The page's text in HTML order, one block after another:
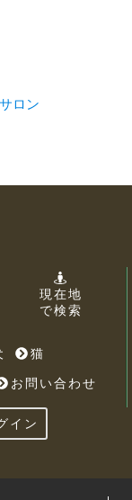
ロン
現在地
で検索
猫
お問い合わせ
イン